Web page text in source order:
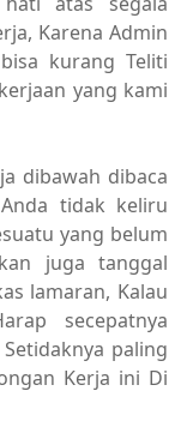
Karena Admin
kurang Teliti
yang kami
dibawah dibaca
tidak keliru
yang belum
juga tanggal
lamaran, Kalau
secepatnya
paling
Kerja ini Di